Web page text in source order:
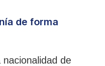
de forma
de